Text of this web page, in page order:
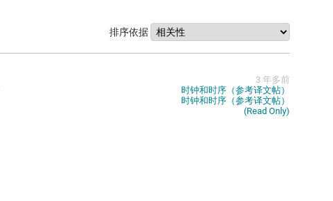
排序依据
3 年多前
时钟和时序（参考译文帖）
时钟和时序（参考译文帖）
(Read Only)